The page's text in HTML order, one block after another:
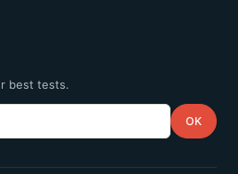
best tests.
OK